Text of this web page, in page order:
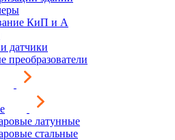
КиП и А
датчики
преобразователи
латунные
стальные